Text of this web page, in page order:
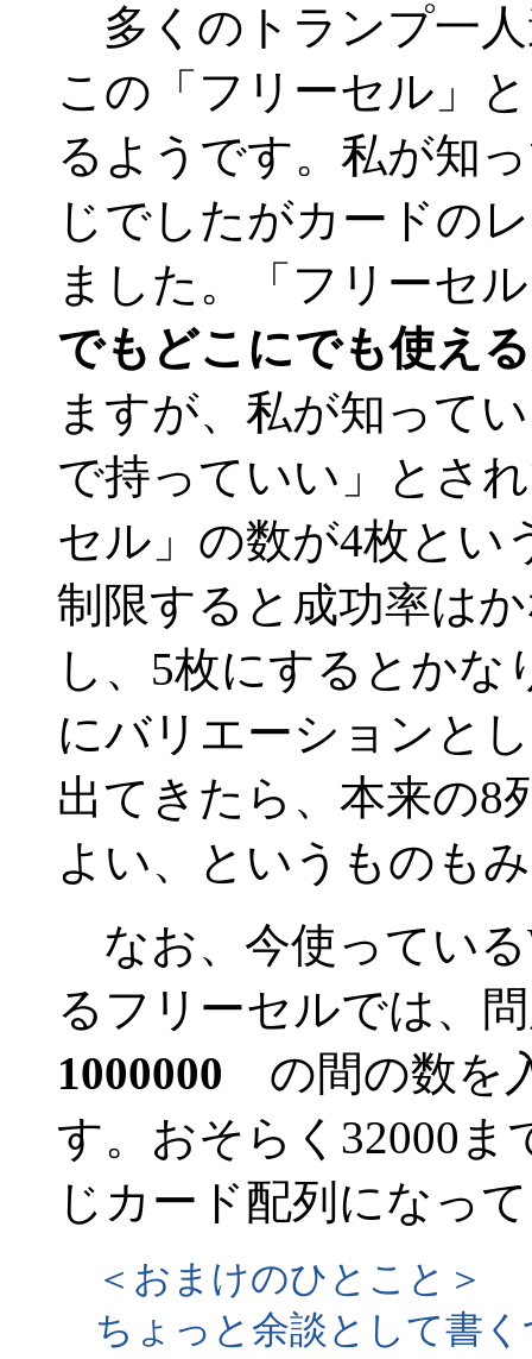
多くのトランプ一
この「フリーセル」
るようです。私が知
じでしたがカードの
ました。「フリーセ
でもどこにでも使え
ますが、私が知って
で持っていい」とさ
セル」の数が4枚とい
制限すると成功率は
し、5枚にするとか
にバリエーションと
出てきたら、本来の8
よい、というものも
なお、今使っている
るフリーセルでは、
1000000 の間の数を
す。おそらく32000
じカード配列になっ
＜おまけのひとこと＞
ちょっと余談として書く